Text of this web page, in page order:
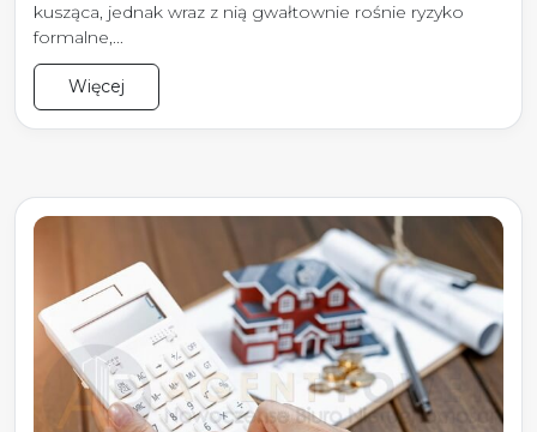
kusząca, jednak wraz z nią gwałtownie rośnie ryzyko
formalne,...
Więcej